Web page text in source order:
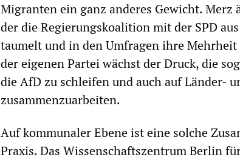
Migranten ein ganz anderes Gewicht.
der die Regierungskoalition mit der SPD
taumelt und in den Umfragen ihre
der eigenen Partei wächst der Druck, die
die AfD zu schleifen und auch auf Länder-
zusammenzuarbeiten.
Auf kommunaler Ebene ist eine solche
Praxis. Das Wissenschaftszentrum Berlin